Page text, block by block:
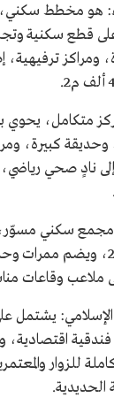
هو مخطط سكني،
على قطع سكنية
ترفيهية،
متكامل، يحوي
كبيرة،
إلى نادٍ صحي
مجمع سكني
الإجمالية إلى 586 ألف م2،
ملاعب وقاعات
يشتمل
اقتصادية،
للزوار